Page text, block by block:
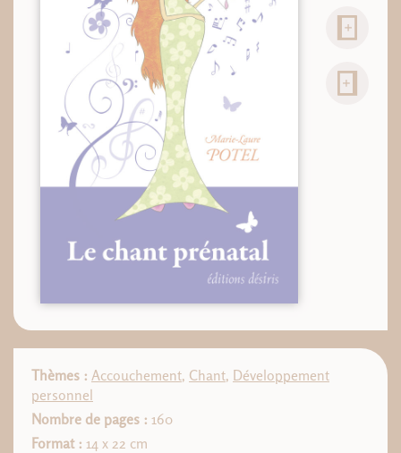
Thèmes : Accouchement, Chant, Développement
personnel
Nombre de pages : 160
Format : 14 x 22 cm